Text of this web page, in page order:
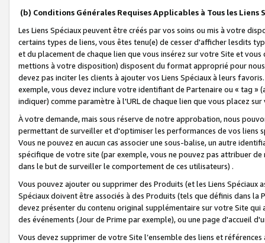
(b) Conditions Générales Requises Applicables à Tous les Liens
Les Liens Spéciaux peuvent être créés par vos soins ou mis à votre
certains types de liens, vous êtes tenu(e) de cesser d'afficher lesdits
et du placement de chaque lien que vous insérez sur votre Site et
mettions à votre disposition) disposent du format approprié pour
devez pas inciter les clients à ajouter vos Liens Spéciaux à leurs
exemple, vous devez inclure votre identifiant de Partenaire ou « tag
indiquer) comme paramètre à l'URL de chaque lien que vous placez
À votre demande, mais sous réserve de notre approbation, nous
permettant de surveiller et d'optimiser les performances de vos liens
Vous ne pouvez en aucun cas associer une sous-balise, un autre
spécifique de votre site (par exemple, vous ne pouvez pas attribuer
dans le but de surveiller le comportement de ces utilisateurs) .
Vous pouvez ajouter ou supprimer des Produits (et les Liens
Spéciaux doivent être associés à des Produits (tels que définis dans
devez présenter du contenu original supplémentaire sur votre Site qui
des événements (Jour de Prime par exemple), ou une page d'accueil
Vous devez supprimer de votre Site l’ensemble des liens et